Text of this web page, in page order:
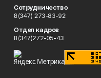
Сотрудничество
8(347) 273-83-92
Отдел кадров
8(347)272-05-43